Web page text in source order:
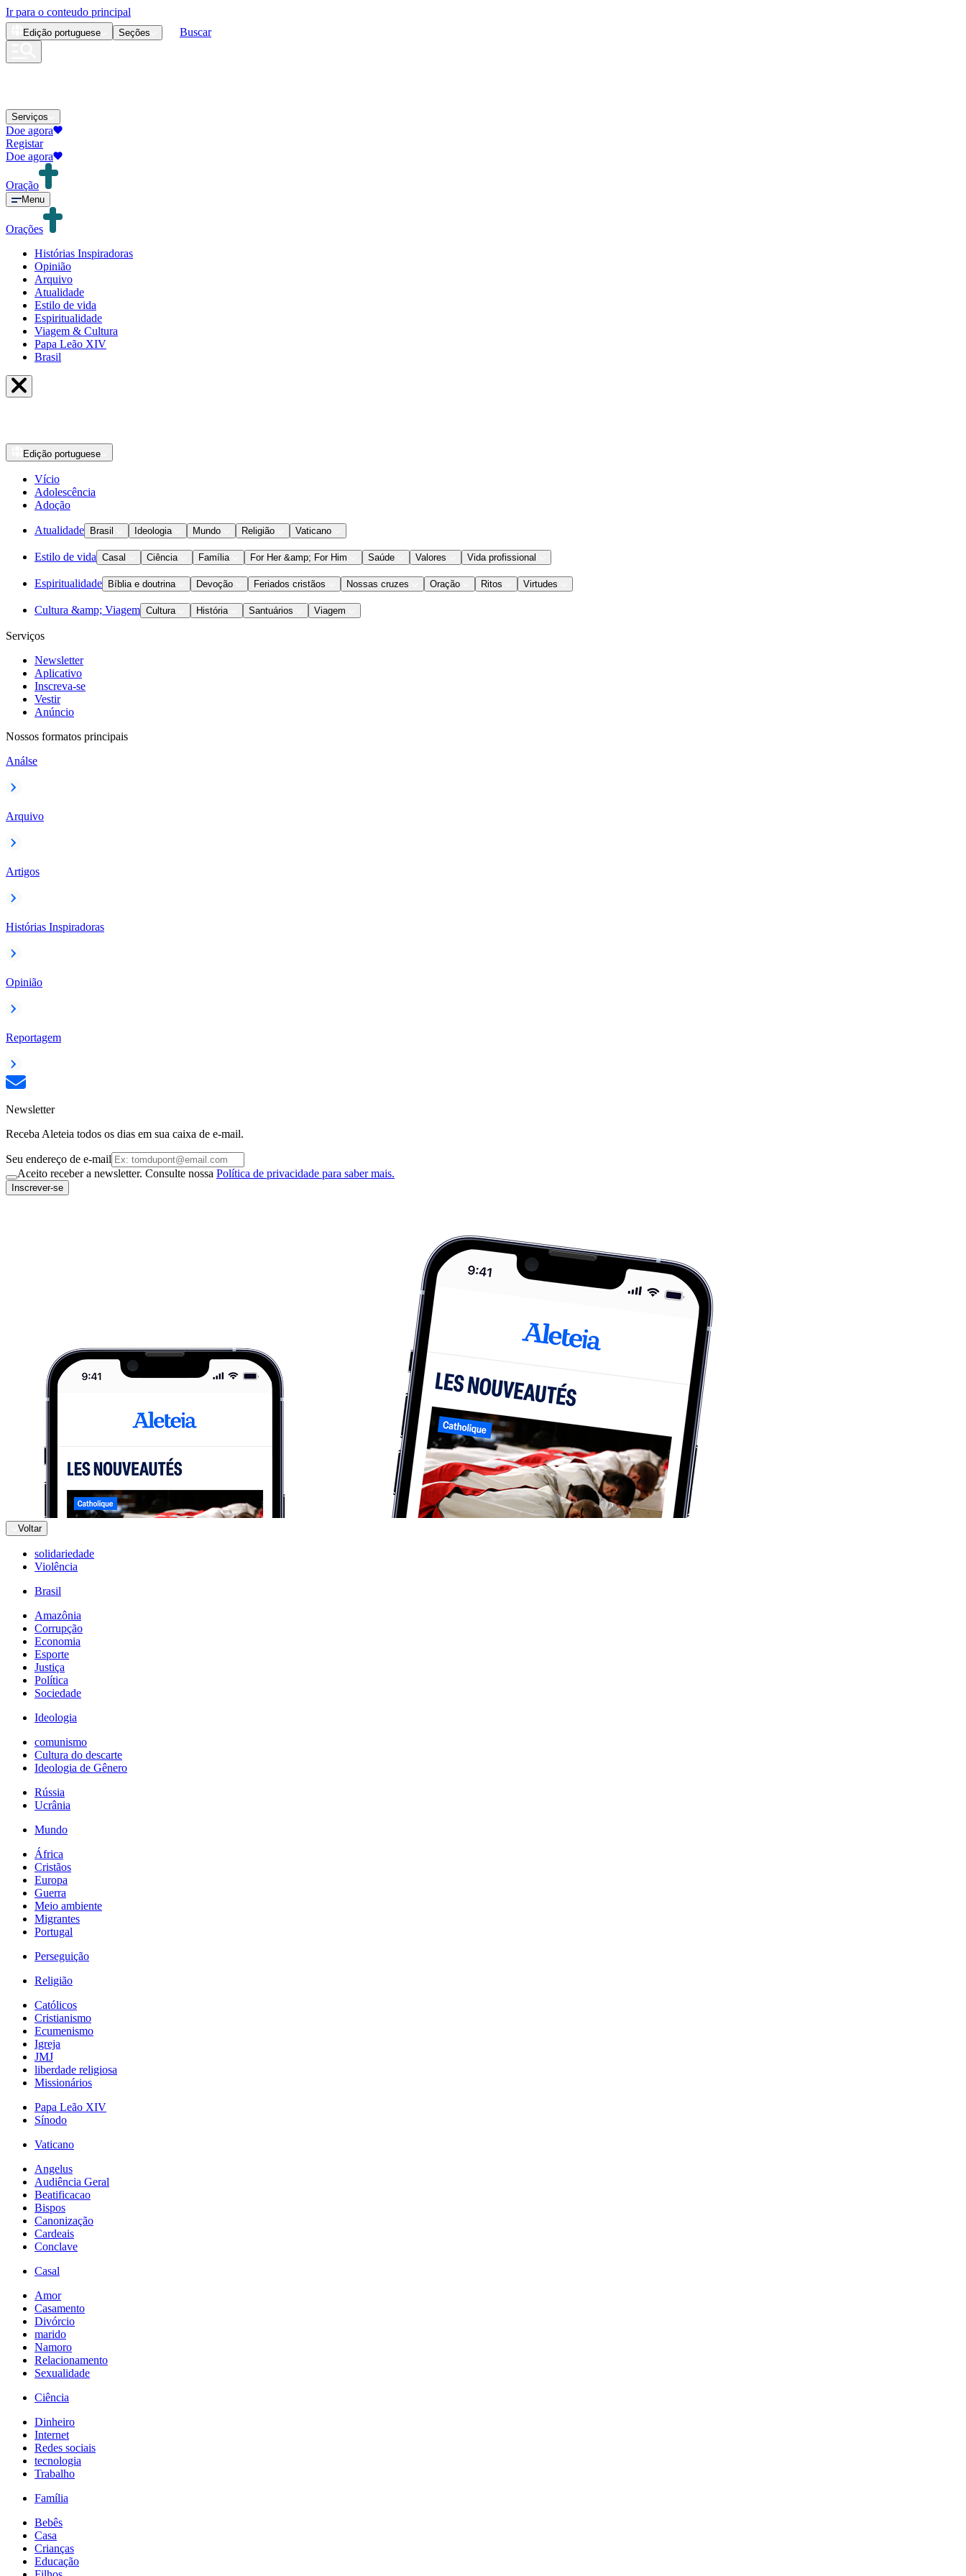
Ir para o conteudo principal
Edição portuguese Seções Buscar
Serviços
Doe agora
Registar
Doe agora
Oração
Menu
Orações
Histórias Inspiradoras
Opinião
Arquivo
Atualidade
Estilo de vida
Espiritualidade
Viagem & Cultura
Papa Leão XIV
Brasil
Edição portuguese
Vício
Adolescência
Adoção
Atualidade Brasil Ideologia Mundo Religião Vaticano
Estilo de vida Casal Ciência Família For Her &amp; For Him Saúde Valores Vida profissional
Espiritualidade Bíblia e doutrina Devoção Feriados cristãos Nossas cruzes Oração Ritos Virtudes
Cultura &amp; Viagem Cultura História Santuários Viagem
Serviços
Newsletter
Aplicativo
Inscreva-se
Vestir
Anúncio
Nossos formatos principais
Análse
Arquivo
Artigos
Histórias Inspiradoras
Opinião
Reportagem
Newsletter
Receba Aleteia todos os dias em sua caixa de e-mail.
Seu endereço de e-mail
Aceito receber a newsletter. Consulte nossa Política de privacidade para saber mais.
Inscrever-se
Voltar
solidariedade
Violência
Brasil
Amazônia
Corrupção
Economia
Esporte
Justiça
Política
Sociedade
Ideologia
comunismo
Cultura do descarte
Ideologia de Gênero
Rússia
Ucrânia
Mundo
África
Cristãos
Europa
Guerra
Meio ambiente
Migrantes
Portugal
Perseguição
Religião
Católicos
Cristianismo
Ecumenismo
Igreja
JMJ
liberdade religiosa
Missionários
Papa Leão XIV
Sínodo
Vaticano
Angelus
Audiência Geral
Beatificacao
Bispos
Canonização
Cardeais
Conclave
Casal
Amor
Casamento
Divórcio
marido
Namoro
Relacionamento
Sexualidade
Ciência
Dinheiro
Internet
Redes sociais
tecnologia
Trabalho
Família
Bebês
Casa
Crianças
Educação